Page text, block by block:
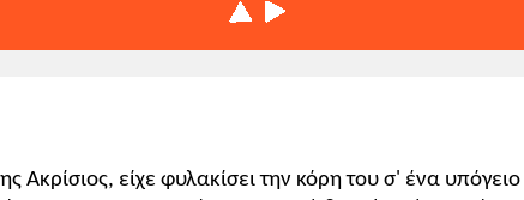
είχε φυλακίσει την κόρη του σ' ένα υπόγειο